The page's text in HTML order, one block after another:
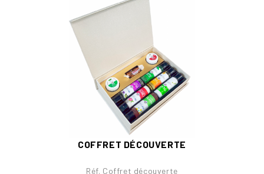
COFFRET DÉCOUVERTE
Réf. Coffret découverte